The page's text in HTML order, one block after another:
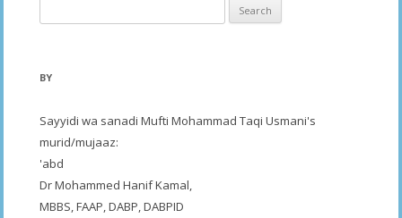
for:
BY
Sayyidi wa sanadi Mufti Mohammad Taqi Usmani's
murid/mujaaz:
'abd
Dr Mohammed Hanif Kamal,
MBBS, FAAP, DABP, DABPID